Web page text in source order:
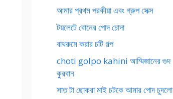
আমার প্রথম পরকীয়া এবং গ্রুপ সেক্স
টয়লেটে বোনের পোদ চোদা
বাথরুমে করার চটি গল্প
choti golpo kahini আম্মিজানের গুদ
কুরবান
সাত টা ছোকরা মাই চটকে আমার পোদ চুদলো